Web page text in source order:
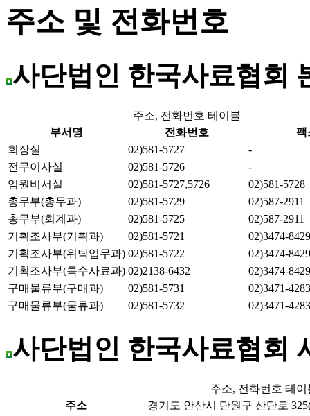
주소 및 전화번호
사단법인 한국사료협회
주소, 전화번호 테이블
부서명
전화번호
팩
회장실
02)581-5727
-
전무이사실
02)581-5726
-
임원비서실
02)581-5727,5726
02)581-5728
총무부(총무과)
02)581-5729
02)587-2911
총무부(회계과)
02)581-5725
02)587-2911
기획조사부(기획과)
02)581-5721
02)3474-8429
기획조사부(위탁업무과) 02)581-5722
02)3474-8429
기획조사부(특수사료과) 02)2138-6432
02)3474-8429
구매물류부(구매과)
02)581-5731
02)3471-4283
구매물류부(물류과)
02)581-5732 02)3471-4283
사단법인 한국사료협회
주소, 전화번호 테이
주소
경기도 안산시 단원구 산단로